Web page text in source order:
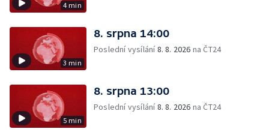
4 min
3 min
8. srpna 14:00
Poslední vysílání8. 8. 2026 na ČT24
5 min
8. srpna 13:00
Poslední vysílání8. 8. 2026 na ČT24